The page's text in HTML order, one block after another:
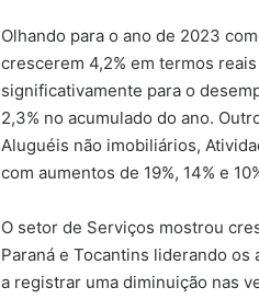
Olhando para o ano de 2023
crescerem 4,2% em termos
significativamente para o
2,3% no acumulado do ano.
Aluguéis não imobiliários,
com aumentos de 19%, 14% e
O setor de Serviços mostrou
Paraná e Tocantins liderando os
a registrar uma diminuição nas